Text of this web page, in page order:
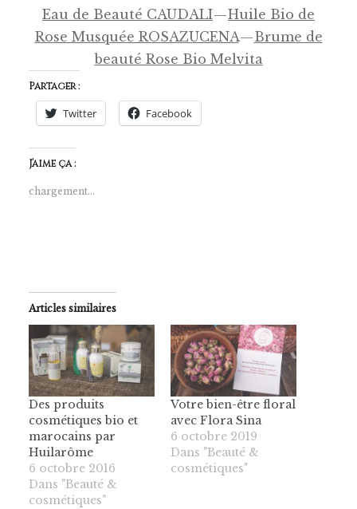
Eau de Beauté CAUDALI—Huile Bio de
Rose Musquée ROSAZUCENA—Brume de
beauté Rose Bio Melvita
Partager :
Twitter Facebook
J’aime ça :
chargement…
Articles similaires
Des produits
cosmétiques bio et
marocains par
Huilarôme
6 octobre 2016
Dans "Beauté &
cosmétiques"
Votre bien-être floral
avec Flora Sina
6 octobre 2019
Dans "Beauté &
cosmétiques"